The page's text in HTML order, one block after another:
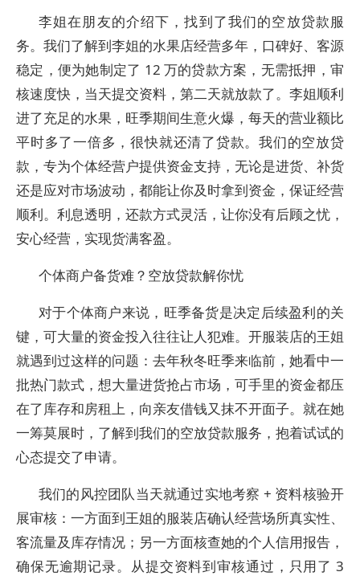
李姐在朋友的介绍下，找到了我们的空放贷款服
务。我们了解到李姐的水果店经营多年，口碑好、客源
稳定，便为她制定了 12 万的贷款方案，无需抵押，审
核速度快，当天提交资料，第二天就放款了。李姐顺利
进了充足的水果，旺季期间生意火爆，每天的营业额比
平时多了一倍多，很快就还清了贷款。我们的空放贷
款，专为个体经营户提供资金支持，无论是进货、补货
还是应对市场波动，都能让你及时拿到资金，保证经营
顺利。利息透明，还款方式灵活，让你没有后顾之忧，
安心经营，实现货满客盈。
个体商户备货难？空放贷款解你忧​
对于个体商户来说，旺季备货是决定后续盈利的关
键，可大量的资金投入往往让人犯难。开服装店的王姐
就遇到过这样的问题：去年秋冬旺季来临前，她看中一
批热门款式，想大量进货抢占市场，可手里的资金都压
在了库存和房租上，向亲友借钱又抹不开面子。就在她
一筹莫展时，了解到我们的空放贷款服务，抱着试试的
心态提交了申请。​
我们的风控团队当天就通过实地考察 + 资料核验开
展审核：一方面到王姐的服装店确认经营场所真实性、
客流量及库存情况；另一方面核查她的个人信用报告，
确保无逾期记录。从提交资料到审核通过，只用了 3